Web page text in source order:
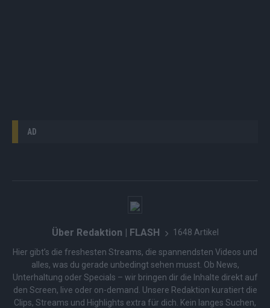
AD
Über Redaktion | FLASH 1648 Artikel
Hier gibt’s die freshesten Streams, die spannendsten Videos und
alles, was du gerade unbedingt sehen musst. Ob News,
Unterhaltung oder Specials – wir bringen dir die Inhalte direkt auf
den Screen, live oder on-demand. Unsere Redaktion kuratiert die
Clips, Streams und Highlights extra für dich. Kein langes Suchen,